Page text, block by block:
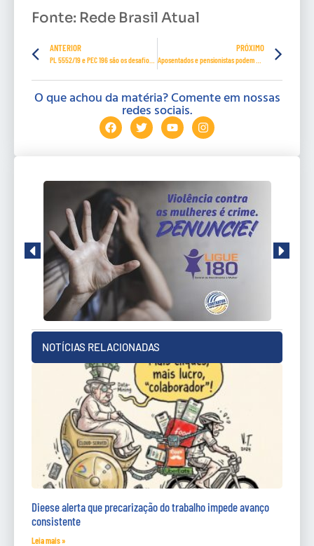
Fonte: Rede Brasil Atual
ANTERIOR PRÓXIMO
O que achou da matéria? Comente em nossas
redes sociais.
NOTÍCIAS RELACIONADAS
Dieese alerta que precarização do trabalho impede avanço
consistente
Leia mais »